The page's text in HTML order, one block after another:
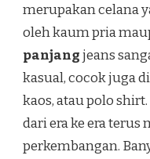
merupakan celana
oleh kaum pria
panjangjeans
kasual, cocok juga
kaos, atau polo
dari era ke era
perkembangan.